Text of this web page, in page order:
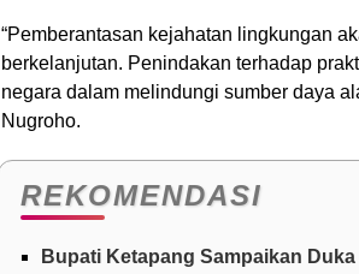
“Pemberantasan kejahatan lingkungan
berkelanjutan. Penindakan terhadap
negara dalam melindungi sumber daya
Nugroho.
REKOMENDASI
Bupati Ketapang Sampaikan